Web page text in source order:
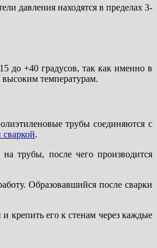
давления находятся в пределах 3-
до +40 градусов, так как именно в
температурам.
трубы соединяются с
.
трубы, после чего производится
Образовавшийся после сварки
крепить его к стенам через каждые